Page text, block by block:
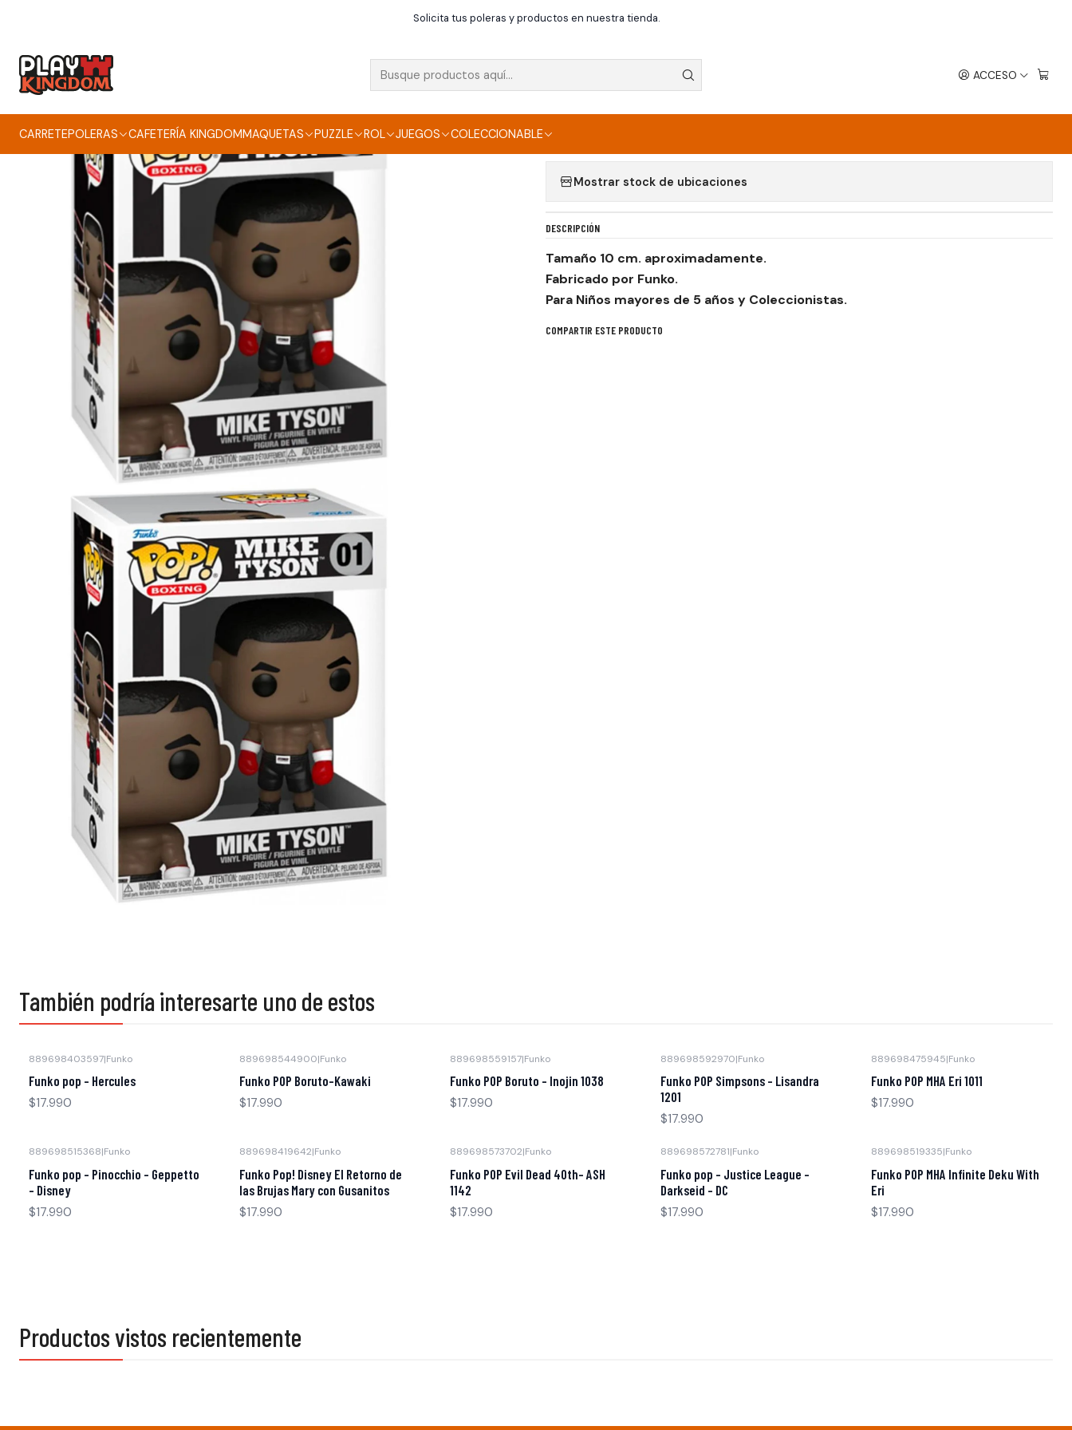
ACCESO
CARRETEPOLERAS CAFETERÍA KINGDOMMAQUETAS PUZZLE ROL JUEGOS COLECCIONABLE
Solicita tus poleras y productos en nuestra tienda.
Inicio Funko Funko POP Mike Tayson
FUNKO POP MIKE TAYSON
Mostrar stock de ubicaciones
DESCRIPCIÓN
Tamaño 10 cm. aproximadamente.
Fabricado por Funko.
Para Niños mayores de 5 años y Coleccionistas.
COMPARTIR ESTE PRODUCTO
También podría interesarte uno de estos
889698403597|Funko
Funko pop - Hercules
$17.990
889698544900|Funko
Funko POP Boruto-Kawaki
$17.990
889698559157|Funko
Funko POP Boruto - Inojin 1038
$17.990
889698592970|Funko
Funko POP Simpsons - Lisandra
1201
$17.990
889698475945|Funko
Funko POP MHA Eri 1011
$17.990
889698515368|Funko
Funko pop - Pinocchio - Geppetto
- Disney
$17.990
889698419642|Funko
Funko Pop! Disney El Retorno de
las Brujas Mary con Gusanitos
$17.990
889698573702|Funko
Funko POP Evil Dead 40th- ASH
1142
$17.990
889698572781|Funko
Funko pop - Justice League -
Darkseid - DC
$17.990
889698519335|Funko
Funko POP MHA Infinite Deku With
Eri
$17.990
Productos vistos recientemente